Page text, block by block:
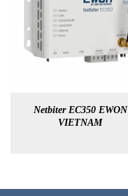
Netbiter EC350 EWON
VIETNAM